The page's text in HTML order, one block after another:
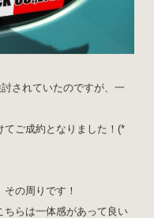
されていたのですが、一
ご成約となりました！(*
の周りです！
ちらは一体感があって良い